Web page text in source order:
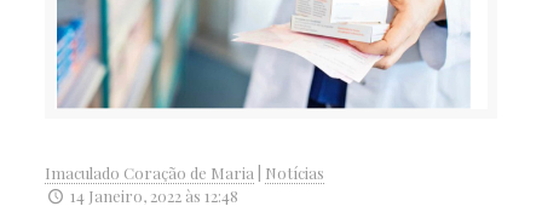
Imaculado Coração de Maria
Notícias
14 Janeiro, 2022 às 12:48